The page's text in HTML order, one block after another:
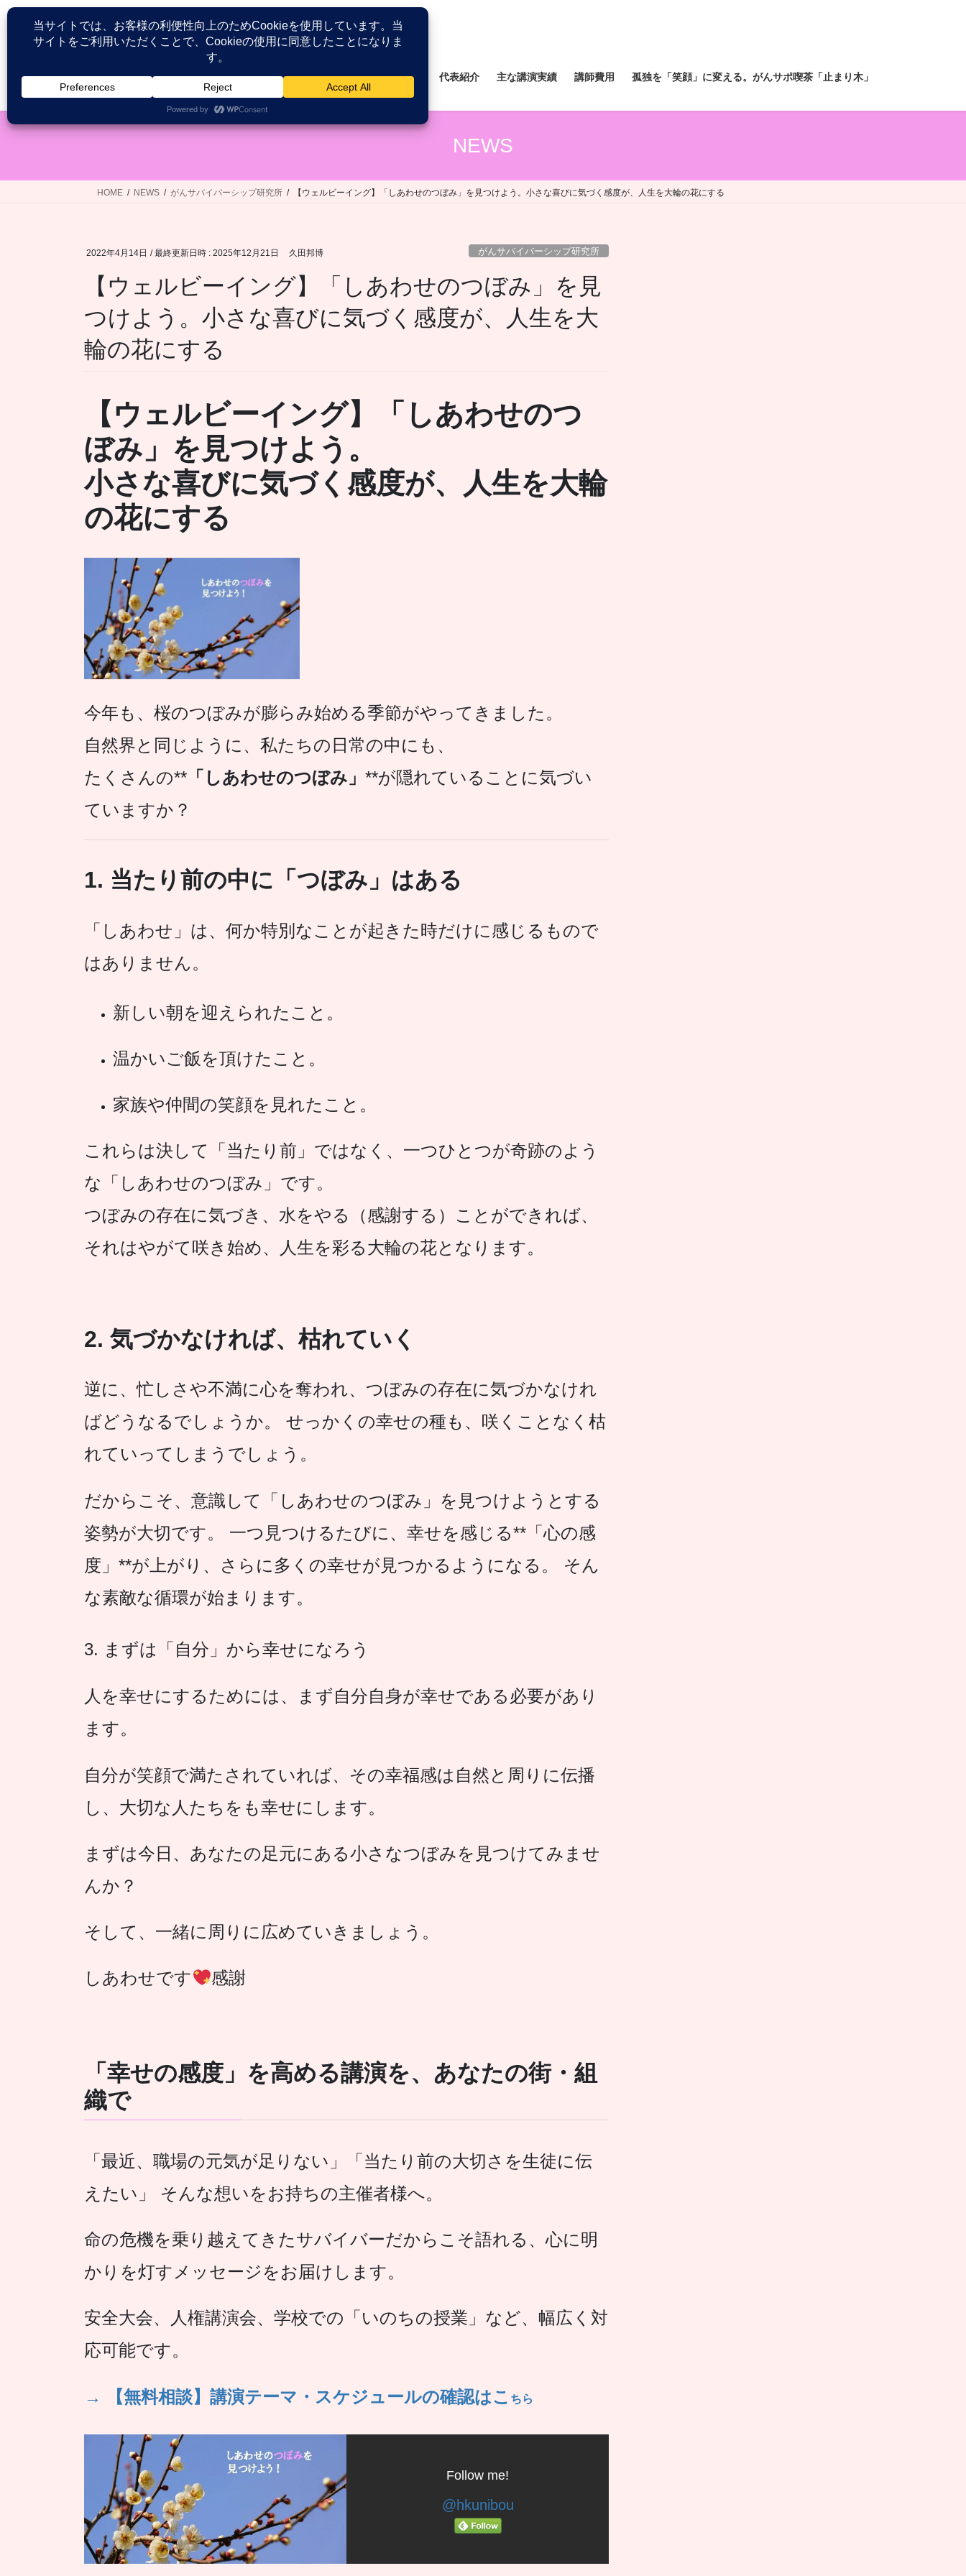
コ
ス
キ
ナ
ン
に
HOME 患者が語る医療接遇研究所 薬剤師研修研究所 代表紹介 主な講演実績 講師費用 孤独を「笑顔」に変える。がんサポ喫茶「止まり木」
NEWS
HOME NEWS がんサバイバーシップ研究所 【ウェルビーイング】「しあわせのつぼみ」を見つけよう。小さな喜びに気づく感度が、人生を大輪の花にする
2022年4月14日 / 最終更新日時 : 2025年12月21日 久田邦博 がんサバイバーシップ研究所
【ウェルビーイング】「しあわせのつぼみ」を見
つけよう。小さな喜びに気づく感度が、人生を大
輪の花にする
【ウェルビーイング】「しあわせのつ
ぼみ」を見つけよう。
小さな喜びに気づく感度が、人生を大輪
の花にする
今年も、桜のつぼみが膨らみ始める季節がやってきました。
自然界と同じように、私たちの日常の中にも、
たくさんの** 「しあわせのつぼみ」 **が隠れていることに気づい
ていますか？
1. 当たり前の中に「つぼみ」はある
「しあわせ」は、何か特別なことが起きた時だけに感じるもので
はありません。
新しい朝を迎えられたこと。
温かいご飯を頂けたこと。
家族や仲間の笑顔を見れたこと。
これらは決して「当たり前」ではなく、一つひとつが奇跡のよう
な「しあわせのつぼみ」です。
つぼみの存在に気づき、水をやる（感謝する）ことができれば、
それはやがて咲き始め、人生を彩る大輪の花となります。
2. 気づかなければ、枯れていく
逆に、忙しさや不満に心を奪われ、つぼみの存在に気づかなけれ
ばどうなるでしょうか。 せっかくの幸せの種も、咲くことなく枯
れていってしまうでしょう。
だからこそ、意識して「しあわせのつぼみ」を見つけようとする
姿勢が大切です。 一つ見つけるたびに、幸せを感じる**「心の感
度」**が上がり、さらに多くの幸せが見つかるようになる。 そん
な素敵な循環が始まります。
3. まずは「自分」から幸せになろう
人を幸せにするためには、まず自分自身が幸せである必要があり
ます。
自分が笑顔で満たされていれば、その幸福感は自然と周りに伝播
し、大切な人たちをも幸せにします。
まずは今日、あなたの足元にある小さなつぼみを見つけてみませ
んか？
そして、一緒に周りに広めていきましょう。
しあわせです 感謝
「幸せの感度」を高める講演を、あなたの街・組
織で
「最近、職場の元気が足りない」「当たり前の大切さを生徒に伝
えたい」 そんな想いをお持ちの主催者様へ。
命の危機を乗り越えてきたサバイバーだからこそ語れる、心に明
かりを灯すメッセージをお届けします。
安全大会、人権講演会、学校での「いのちの授業」など、幅広く対
応可能です。
→ 【無料相談】講演テーマ・スケジュールの確認はこ ちら
Follow me!
@hkunibou